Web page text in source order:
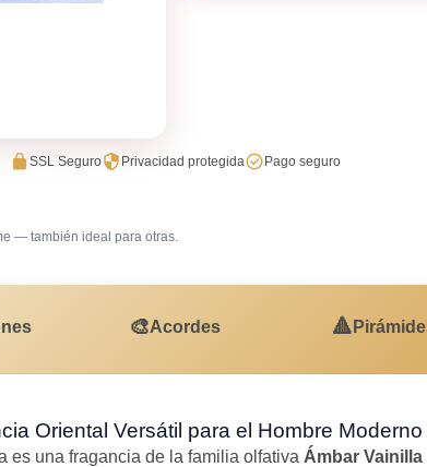
SSL Seguro Privacidad protegida Pago seguro
— también ideal para otras.
Trabajo en oficina
🎨Acordes 🔺 Pirámide
Oriental Versátil para el Hombre Moderno
es una fragancia de la familia olfativa Ámbar Vainilla